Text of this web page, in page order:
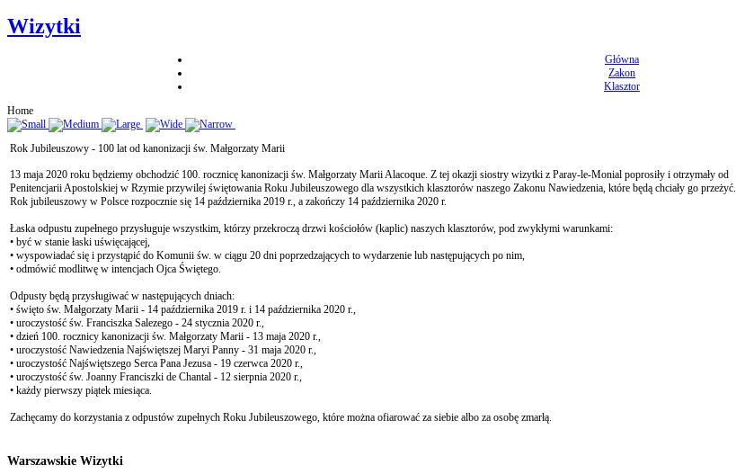
Wizytki
Główna
Zakon
Klasztor
Home
Rok Jubileuszowy - 100 lat od kanonizacji św. Małgorzaty Marii
13 maja 2020 roku będziemy obchodzić 100. rocznicę kanonizacji św. Małgorzaty Marii Alacoque. Z tej okazji siostry wizytki z Paray-le-Monial poprosiły i otrzymały od
Penitencjarii Apostolskiej w Rzymie przywilej świętowania Roku Jubileuszowego dla wszystkich klasztorów naszego Zakonu Nawiedzenia, które będą chciały go przeżyć.
Rok jubileuszowy w Polsce rozpocznie się 14 października 2019 r., a zakończy 14 października 2020 r.
Łaska odpustu zupełnego przysługuje wszystkim, którzy przekroczą drzwi kościołów (kaplic) naszych klasztorów, pod zwykłymi warunkami:
• być w stanie łaski uświęcającej,
• wyspowiadać się i przystąpić do Komunii św. w ciągu 20 dni poprzedzających to wydarzenie lub następujących po nim,
• odmówić modlitwę w intencjach Ojca Świętego.
Odpusty będą przysługiwać w następujących dniach:
• święto św. Małgorzaty Marii - 14 października 2019 r. i 14 października 2020 r.,
• uroczystość św. Franciszka Salezego - 24 stycznia 2020 r.,
• dzień 100. rocznicy kanonizacji św. Małgorzaty Marii - 13 maja 2020 r.,
• uroczystość Nawiedzenia Najświętszej Maryi Panny - 31 maja 2020 r.,
• uroczystość Najświętszego Serca Pana Jezusa - 19 czerwca 2020 r.,
• uroczystość św. Joanny Franciszki de Chantal - 12 sierpnia 2020 r.,
• każdy pierwszy piątek miesiąca.
Zachęcamy do korzystania z odpustów zupełnych Roku Jubileuszowego, które można ofiarować za siebie albo za osobę zmarłą.
Warszawskie Wizytki